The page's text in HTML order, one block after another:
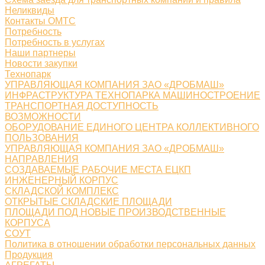
Неликвиды
Контакты ОМТС
Потребность
Потребность в услугах
Наши партнеры
Новости закупки
Технопарк
УПРАВЛЯЮЩАЯ КОМПАНИЯ ЗАО «ДРОБМАШ»
ИНФРАСТРУКТУРА ТЕХНОПАРКА МАШИНОСТРОЕНИЕ
ТРАНСПОРТНАЯ ДОСТУПНОСТЬ
ВОЗМОЖНОСТИ
ОБОРУДОВАНИЕ ЕДИНОГО ЦЕНТРА КОЛЛЕКТИВНОГО
ПОЛЬЗОВАНИЯ
УПРАВЛЯЮЩАЯ КОМПАНИЯ ЗАО «ДРОБМАШ»
НАПРАВЛЕНИЯ
СОЗДАВАЕМЫЕ РАБОЧИЕ МЕСТА ЕЦКП
ИНЖЕНЕРНЫЙ КОРПУС
СКЛАДСКОЙ КОМПЛЕКС
ОТКРЫТЫЕ СКЛАДСКИЕ ПЛОЩАДИ
ПЛОЩАДИ ПОД НОВЫЕ ПРОИЗВОДСТВЕННЫЕ
КОРПУСА
СОУТ
Политика в отношении обработки персональных данных
Продукция